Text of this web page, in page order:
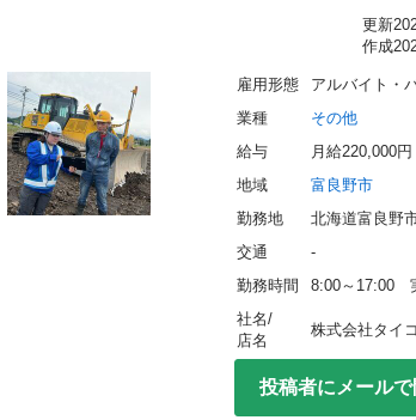
更新
作成
雇用形態
アルバイト・
業種
その他
給与
月給220,000円
地域
富良野市
勤務地
北海道富良野
交通
-
勤務時間
8:00～17:00　
社名/
店名
株式会社タイ
投稿者にメール